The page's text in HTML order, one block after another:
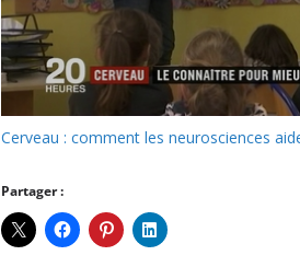
Cerveau : comment les neurosciences
Partager :